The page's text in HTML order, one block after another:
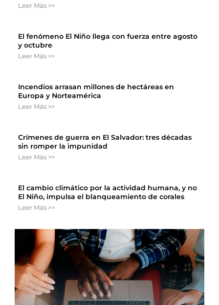
Leer Más >>
El fenómeno El Niño llega con fuerza entre agosto
y octubre
Leer Más >>
Incendios arrasan millones de hectáreas en
Europa y Norteamérica
Leer Más >>
Crímenes de guerra en El Salvador: tres décadas
sin romper la impunidad
Leer Más >>
El cambio climático por la actividad humana, y no
El Niño, impulsa el blanqueamiento de corales
Leer Más >>